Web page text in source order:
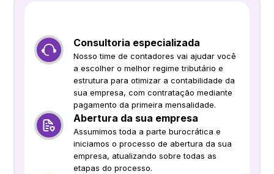
Consultoria especializada
Nosso time de contadores vai ajudar você
a escolher o melhor regime tributário e
estrutura para otimizar a contabilidade da
sua empresa, com contratação mediante
pagamento da primeira mensalidade.
Abertura da sua empresa
Assumimos toda a parte burocrática e
iniciamos o processo de abertura da sua
empresa, atualizando sobre todas as
etapas do processo.